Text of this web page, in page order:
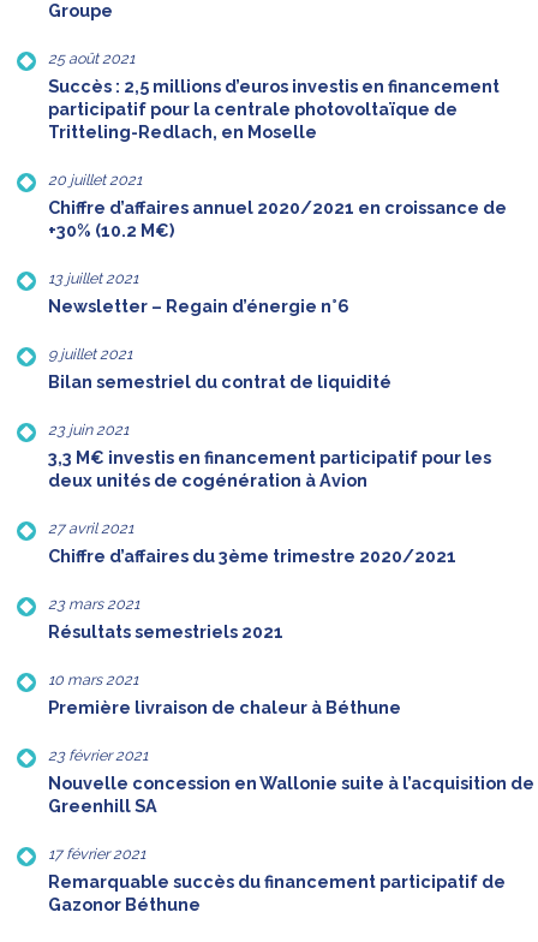
Groupe
25 août 2021
Succès : 2,5 millions d’euros investis en financement
participatif pour la centrale photovoltaïque de
Tritteling-Redlach, en Moselle
20 juillet 2021
Chiffre d’affaires annuel 2020/2021 en croissance de
+30% (10.2 M€)
13 juillet 2021
Newsletter – Regain d’énergie n°6
9 juillet 2021
Bilan semestriel du contrat de liquidité
23 juin 2021
3,3 M€ investis en financement participatif pour les
deux unités de cogénération à Avion
27 avril 2021
Chiffre d’affaires du 3ème trimestre 2020/2021
23 mars 2021
Résultats semestriels 2021
10 mars 2021
Première livraison de chaleur à Béthune
23 février 2021
Nouvelle concession en Wallonie suite à l’acquisition de
Greenhill SA
17 février 2021
Remarquable succès du financement participatif de
Gazonor Béthune